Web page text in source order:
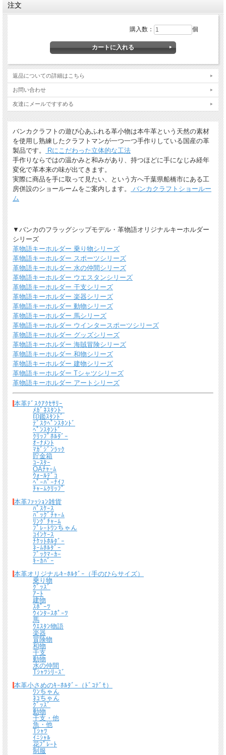
名入れについて
全商品無料で焼きペンで名入れいたします。
（注意！）
・漢字不可、ひらがな・カタカナ・英数字で6文字まで
注文
購入数： 個
返品についての詳細はこちら
お問い合わせ
友達にメールですすめる
バンカクラフトの遊び心あふれる革小物は本牛革という天然の素材
を使用し熟練したクラフトマンが一つ一つ手作りしている国産の革
製品です。
Rにこだわった立体的な工法
手作りならではの温かみと和みがあり、持つほどに手になじみ経年
変化で革本来の味が出てきます。
実際に商品を手に取って見たい、という方へ千葉県船橋市にある工
房併設のショールームをご案内します。
バンカクラフトショールー
ム
▼バンカのフラッグシップモデル・革物語オリジナルキーホルダー
シリーズ
革物語キーホルダー 乗り物シリーズ
革物語キーホルダー スポーツシリーズ
革物語キーホルダー 水の仲間シリーズ
革物語キーホルダー ウエスタンシリーズ
革物語キーホルダー 干支シリーズ
革物語キーホルダー 楽器シリーズ
革物語キーホルダー 動物シリーズ
革物語キーホルダー 馬シリーズ
革物語キーホルダー ウインタースポーツシリーズ
革物語キーホルダー グッズシリーズ
革物語キーホルダー 海賊冒険シリーズ
革物語キーホルダー 和物シリーズ
革物語キーホルダー 建物シリーズ
革物語キーホルダー Tシャツシリーズ
革物語キーホルダー アートシリーズ
本革ﾃﾞｽｸｱｸｾｻﾘｰ
ﾒｶﾞﾈｽﾀﾝﾄﾞ
印鑑ｽﾀﾝﾄﾞ
ﾃﾞｽｸﾍﾟﾝｽﾀﾝﾄﾞ
ﾍﾟﾝｽﾀﾝﾄﾞ
ｸﾘｯﾌﾟﾎﾙﾀﾞｰ
ｵｰﾅﾒﾝﾄ
ﾏｶﾞｼﾞﾝﾗｯｸ
貯金箱
ｺｰｽﾀｰ
OAﾁｬｰﾑ
ｳｫｰﾙﾃﾞｺ
ﾍﾟｰﾊﾟｰﾅｲﾌ
ﾁｬｰﾑｸﾘｯﾌﾟ
本革ﾌｧｯｼｮﾝ雑貨
ﾊﾟｽｹｰｽ
ﾊﾞｯｸﾞﾁｬｰﾑ
ﾘﾝｸﾞﾁｬｰﾑ
ﾌﾟﾚｰﾄﾜﾝちゃん
ｺｲﾝｹｰｽ
ﾁｹｯﾄﾎﾙﾀﾞｰ
ﾈｰﾑﾎﾙﾀﾞｰ
ﾌﾞｯｸﾏｰｶｰ
ｷｰｶﾊﾞｰ
本革オリジナルｷｰﾎﾙﾀﾞｰ（手のひらサイズ）
乗り物
ｸﾞｯｽﾞ
ｱｰﾄ
建物
ｽﾎﾟｰﾂ
ｳｨﾝﾀｰｽﾎﾟｰﾂ
馬
ｳｴｽﾀﾝ物語
楽器
冒険物
和物
干支
動物
水の仲間
Tｼｬﾂｼﾘｰｽﾞ
本革小さめのｷｰﾎﾙﾀﾞｰ（ﾄﾞｺﾃﾞﾓ）
ﾜﾝちゃん
ﾈｺちゃん
ｸﾞｯｽﾞ
動物
干支・他
魚・他
Tｼｬﾂ
ｲﾆｼｬﾙ
花ﾌﾟﾚｰﾄ
制服